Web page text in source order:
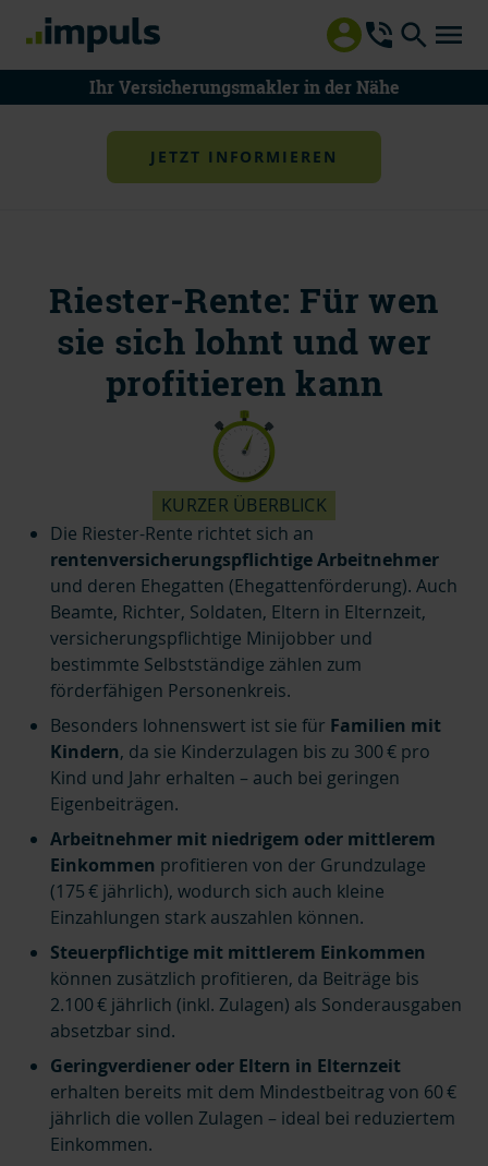
Ihr Versicherungsmakler in der Nähe
JETZT INFORMIEREN
08000 55 8000
Mo - Do 8 - 18 Uhr | Fr 8 - 15 Uhr
Mitteilung an impuls
Beratung vereinbaren
Schaden melden
Riester-Rente: Für wen
sie sich lohnt und wer
profitieren kann
KURZER ÜBERBLICK
Die Riester-Rente richtet sich an
rentenversicherungspflichtige Arbeitnehmer
und deren Ehegatten (Ehegattenförderung). Auch
Beamte, Richter, Soldaten, Eltern in Elternzeit,
versicherungspflichtige Minijobber und
bestimmte Selbstständige zählen zum
förderfähigen Personenkreis.
Besonders lohnenswert ist sie für Familien mit
Kindern, da sie Kinderzulagen bis zu 300 € pro
Kind und Jahr erhalten – auch bei geringen
Eigenbeiträgen.
Arbeitnehmer mit niedrigem oder mittlerem
Einkommen profitieren von der Grundzulage
(175 € jährlich), wodurch sich auch kleine
Einzahlungen stark auszahlen können.
Steuerpflichtige mit mittlerem Einkommen
können zusätzlich profitieren, da Beiträge bis
2.100 € jährlich (inkl. Zulagen) als Sonderausgaben
absetzbar sind.
Geringverdiener oder Eltern in Elternzeit
erhalten bereits mit dem Mindestbeitrag von 60 €
jährlich die vollen Zulagen – ideal bei reduziertem
Einkommen.